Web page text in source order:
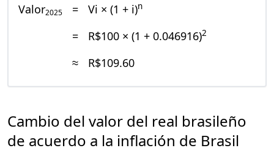
Valor2025 = Vi × (1 + i)n
= R$100 × (1 + 0.046916)2
≈ R$109.60
Cambio del valor del real brasileño
de acuerdo a la inflación de Brasil